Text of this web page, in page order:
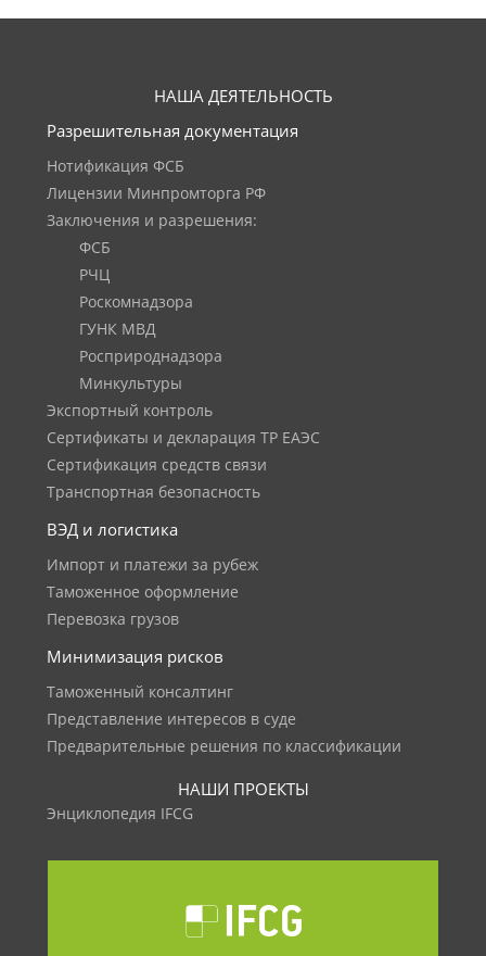
НАША ДЕЯТЕЛЬНОСТЬ
Разрешительная документация
Нотификация ФСБ
Лицензии Минпромторга РФ
Заключения и разрешения:
ФСБ
РЧЦ
Роскомнадзора
ГУНК МВД
Росприроднадзора
Минкультуры
Экспортный контроль
Сертификаты и декларация ТР ЕАЭС
Сертификация средств связи
Транспортная безопасность
ВЭД и логистика
Импорт и платежи за рубеж
Таможенное оформление
Перевозка грузов
Минимизация рисков
Таможенный консалтинг
Представление интересов в суде
Предварительные решения по классификации
НАШИ ПРОЕКТЫ
Энциклопедия IFCG